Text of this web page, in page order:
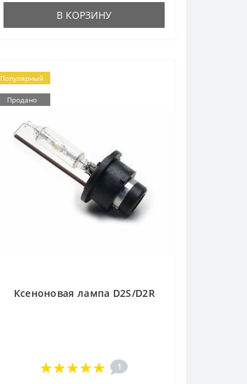
В КОРЗИНУ
Популярный
Продано
Ксеноновая лампа D2S/D2R
1